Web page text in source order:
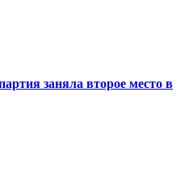
заняла второе место в